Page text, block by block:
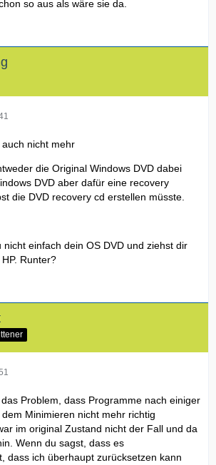
so aus als wäre sie da.
nicht mehr
die Original Windows DVD dabei
DVD aber dafür eine recovery
die DVD recovery cd erstellen müsste.
nicht einfach dein OS DVD und ziehst dir
Runter?
Problem, dass Programme nach einiger
Minimieren nicht mehr richtig
im original Zustand nicht der Fall und da
Wenn du sagst, dass es
dass ich überhaupt zurücksetzen kann